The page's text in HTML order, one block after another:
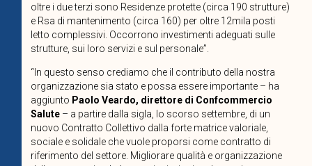
oltre i due terzi sono Residenze protette (circa 190 strutture)
e Rsa di mantenimento (circa 160) per oltre 12mila posti
letto complessivi. Occorrono investimenti adeguati sulle
strutture, sui loro servizi e sul personale”.
“In questo senso crediamo che il contributo della nostra
organizzazione sia stato e possa essere importante – ha
aggiunto Paolo Veardo, direttore di Confcommercio
Salute– a partire dalla sigla, lo scorso settembre, di un
nuovo Contratto Collettivo dalla forte matrice valoriale,
sociale e solidale che vuole proporsi come contratto di
riferimento del settore. Migliorare qualità e organizzazione